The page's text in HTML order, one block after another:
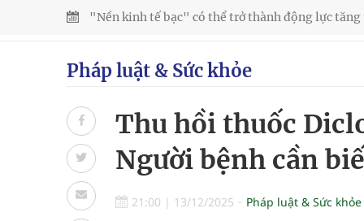
"Nền kinh tế bạc" có thể trở thành động lực
Không chỉ cắt tóc, Đông Tây Barbershop dành
Bệnh viện không được thu thêm tiền của người
cầu
Pháp luật & Sức khỏe
Thu hồi thuốc
Người bệnh cần
21:00 | 13/12/2025 Pháp luật & Sức khỏe